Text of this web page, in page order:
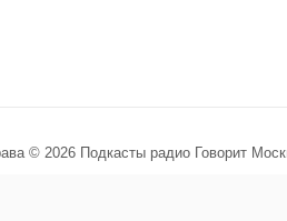
© 2026 Подкасты радио Говорит